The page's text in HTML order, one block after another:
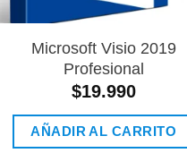
Microsoft Visio 2019
Profesional
$19.990
AÑADIR AL CARRITO